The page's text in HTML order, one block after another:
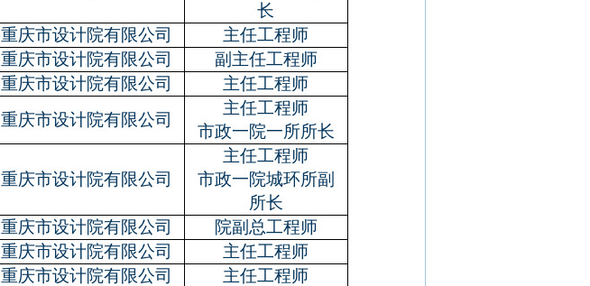
长
重庆市设计院有限公司
主任工程师
重庆市设计院有限公司
副主任工程师
重庆市设计院有限公司
主任工程师
重庆市设计院有限公司
主任工程师
市政一院一所所长
重庆市设计院有限公司
主任工程师
市政一院城环所副
所长
重庆市设计院有限公司
院副总工程师
重庆市设计院有限公司
主任工程师
重庆市设计院有限公司
主任工程师